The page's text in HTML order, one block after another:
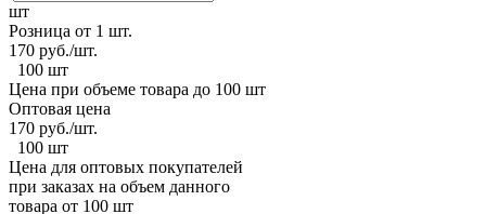
шт
Розница от 1 шт.
170 руб./шт.
100 шт
Цена при объеме товара до 100 шт
Оптовая цена
170 руб./шт.
100 шт
Цена для оптовых покупателей
при заказах на объем данного
товара от 100 шт